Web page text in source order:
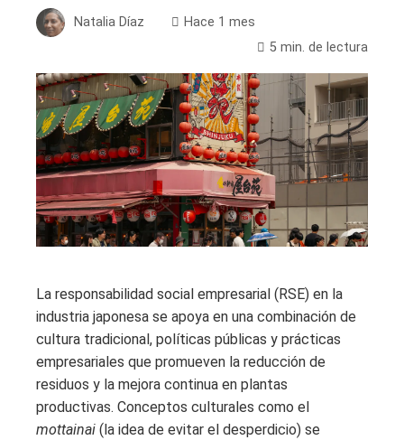
Natalia Díaz
Hace 1 mes
5 min. de lectura
La responsabilidad social empresarial (RSE) en la
industria japonesa se apoya en una combinación de
cultura tradicional, políticas públicas y prácticas
empresariales que promueven la reducción de
residuos y la mejora continua en plantas
productivas. Conceptos culturales como el
mottainai (la idea de evitar el desperdicio) se